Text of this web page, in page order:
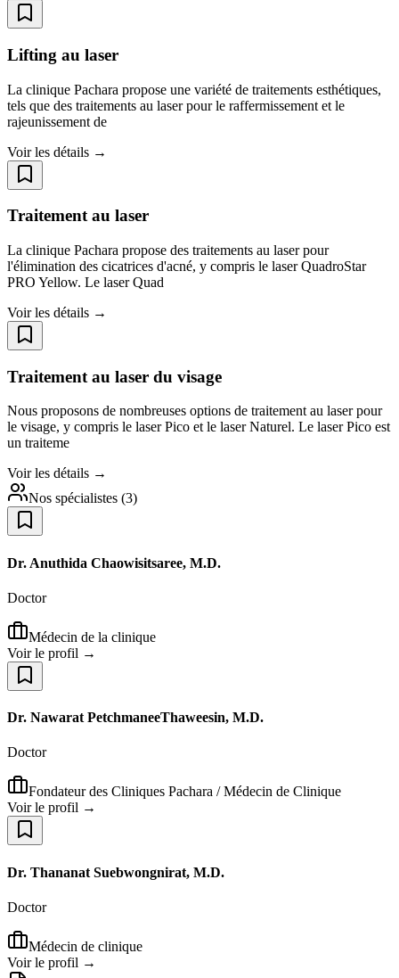
Lifting au laser
La clinique Pachara propose une variété de traitements esthétiques,
tels que des traitements au laser pour le raffermissement et le
rajeunissement de
Voir les détails →
Traitement au laser
La clinique Pachara propose des traitements au laser pour
l'élimination des cicatrices d'acné, y compris le laser QuadroStar
PRO Yellow. Le laser Quad
Voir les détails →
Traitement au laser du visage
Nous proposons de nombreuses options de traitement au laser pour
le visage, y compris le laser Pico et le laser Naturel. Le laser Pico est
un traiteme
Voir les détails →
Nos spécialistes (3)
Dr. Anuthida Chaowisitsaree, M.D.
Doctor
Médecin de la clinique
Voir le profil →
Dr. Nawarat PetchmaneeThaweesin, M.D.
Doctor
Fondateur des Cliniques Pachara / Médecin de Clinique
Voir le profil →
Dr. Thananat Suebwongnirat, M.D.
Doctor
Médecin de clinique
Voir le profil →